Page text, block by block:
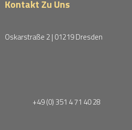
Kontakt Zu Uns
Oskarstraße 2 | 01219 Dresden
+49 (0) 351 4 71 40 28